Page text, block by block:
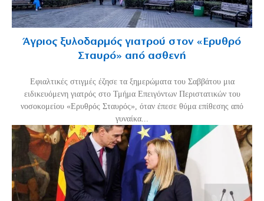
Άγριος ξυλοδαρμός γιατρού στον «Ερυθρό
Σταυρό» από ασθενή
Εφιαλτικές στιγμές έζησε τα ξημερώματα του Σαββάτου μια
ειδικευόμενη γιατρός στο Τμήμα Επειγόντων Περιστατικών του
νοσοκομείου «Ερυθρός Σταυρός», όταν έπεσε θύμα επίθεσης από
γυναίκα...